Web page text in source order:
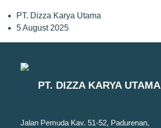
PT. Dizza Karya Utama
5 August 2025
PT. DIZZA KARYA UTAMA
Jalan Pemuda Kav. 51-52, Padurenan,